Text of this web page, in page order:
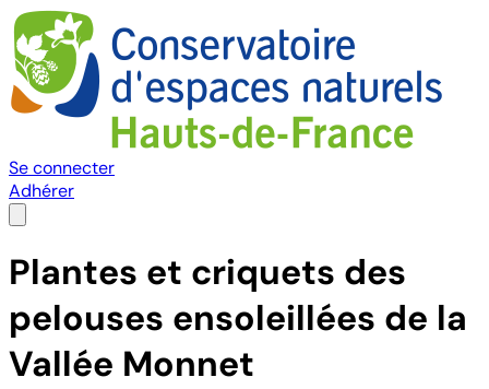
Se connecter
Adhérer
Plantes et criquets des
pelouses ensoleillées de la
Vallée Monnet